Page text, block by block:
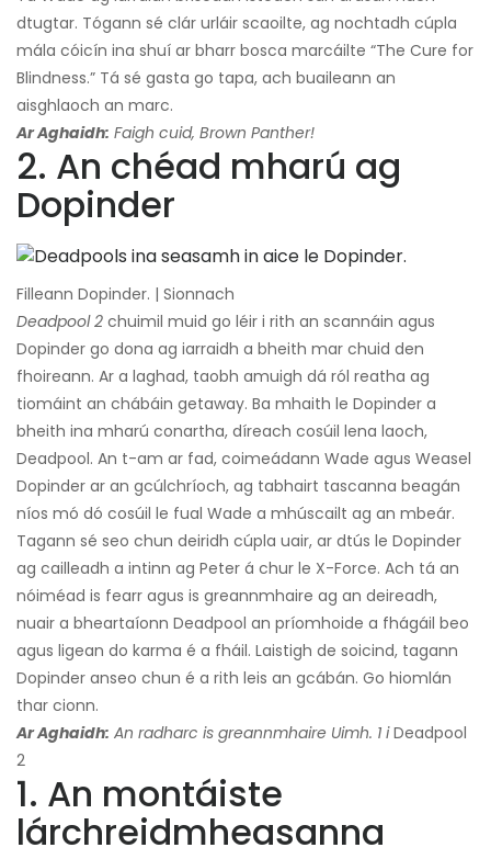
dtugtar. Tógann sé clár urláir scaoilte, ag nochtadh cúpla
mála cóicín ina shuí ar bharr bosca marcáilte “The Cure for
Blindness.” Tá sé gasta go tapa, ach buaileann an
aisghlaoch an marc.
Ar Aghaidh: Faigh cuid, Brown Panther!
2. An chéad mharú ag
Dopinder
Filleann Dopinder. | Sionnach
Deadpool 2 chuimil muid go léir i rith an scannáin agus
Dopinder go dona ag iarraidh a bheith mar chuid den
fhoireann. Ar a laghad, taobh amuigh dá ról reatha ag
tiomáint an chábáin getaway. Ba mhaith le Dopinder a
bheith ina mharú conartha, díreach cosúil lena laoch,
Deadpool. An t-am ar fad, coimeádann Wade agus Weasel
Dopinder ar an gcúlchríoch, ag tabhairt tascanna beagán
níos mó dó cosúil le fual Wade a mhúscailt ag an mbeár.
Tagann sé seo chun deiridh cúpla uair, ar dtús le Dopinder
ag cailleadh a intinn ag Peter á chur le X-Force. Ach tá an
nóiméad is fearr agus is greannmhaire ag an deireadh,
nuair a bheartaíonn Deadpool an príomhoide a fhágáil beo
agus ligean do karma é a fháil. Laistigh de soicind, tagann
Dopinder anseo chun é a rith leis an gcábán. Go hiomlán
thar cionn.
Ar Aghaidh: An radharc is greannmhaire Uimh. 1 iDeadpool
2
1. An montáiste
lárchreidmheasanna